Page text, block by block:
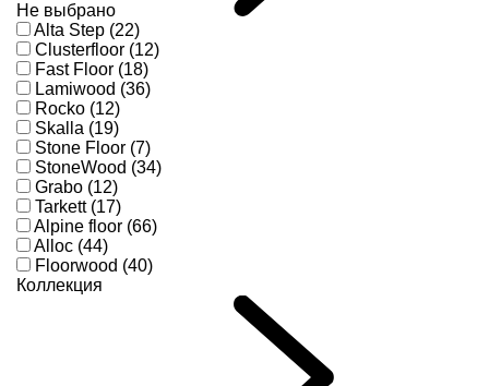
Не выбрано
Alta Step (22)
Clusterfloor (12)
Fast Floor (18)
Lamiwood (36)
Rocko (12)
Skalla (19)
Stone Floor (7)
StoneWood (34)
Grabo (12)
Tarkett (17)
Alpine floor (66)
Alloc (44)
Floorwood (40)
Коллекция